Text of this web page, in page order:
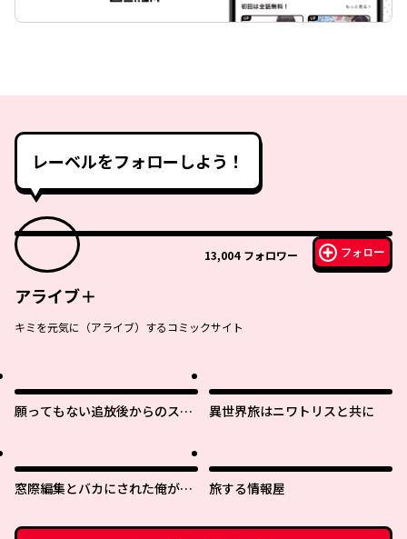
レーベルをフォローしよう！
13,004 フォロワー フォロー
アライブ＋
キミを元気に（アライブ）するコミックサイト
願ってもない追放後からのスロ
り行きで美少女ギャルの師匠に
なったらなぜかめちゃくちゃ懐
かれた〜
異世界旅はニワトリスと共に
窓際編集とバカにされた俺が、
た
旅する情報屋